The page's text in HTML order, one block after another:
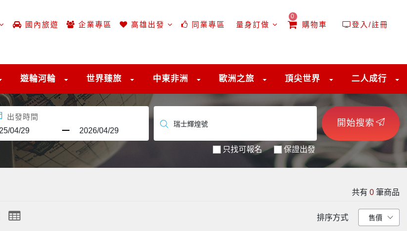
國內旅遊 企業專區 高雄出發 同業專區 量身訂做 購物車
0
登入/註冊
遊輪河輪 世界臻旅 中東非洲 歐洲之旅 頂尖世界 二人成行
出發時間
只找可報名 保證出發
開始搜索
共有 0 筆商品
排序方式